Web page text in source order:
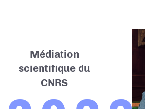
Médiation
scientifique du
CNRS